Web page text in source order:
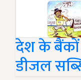
देश के बैंकों
डीजल